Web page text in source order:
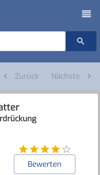
Zurück Nächste
Bewerten